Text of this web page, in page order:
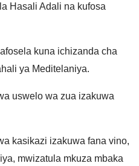
Hasali Adali na kufosa
kuna ichizanda cha
ya Meditelaniya.
uswelo wa zua izakuwa
kasikazi izakuwa fana vino,
mwizatula mkuza mbaka